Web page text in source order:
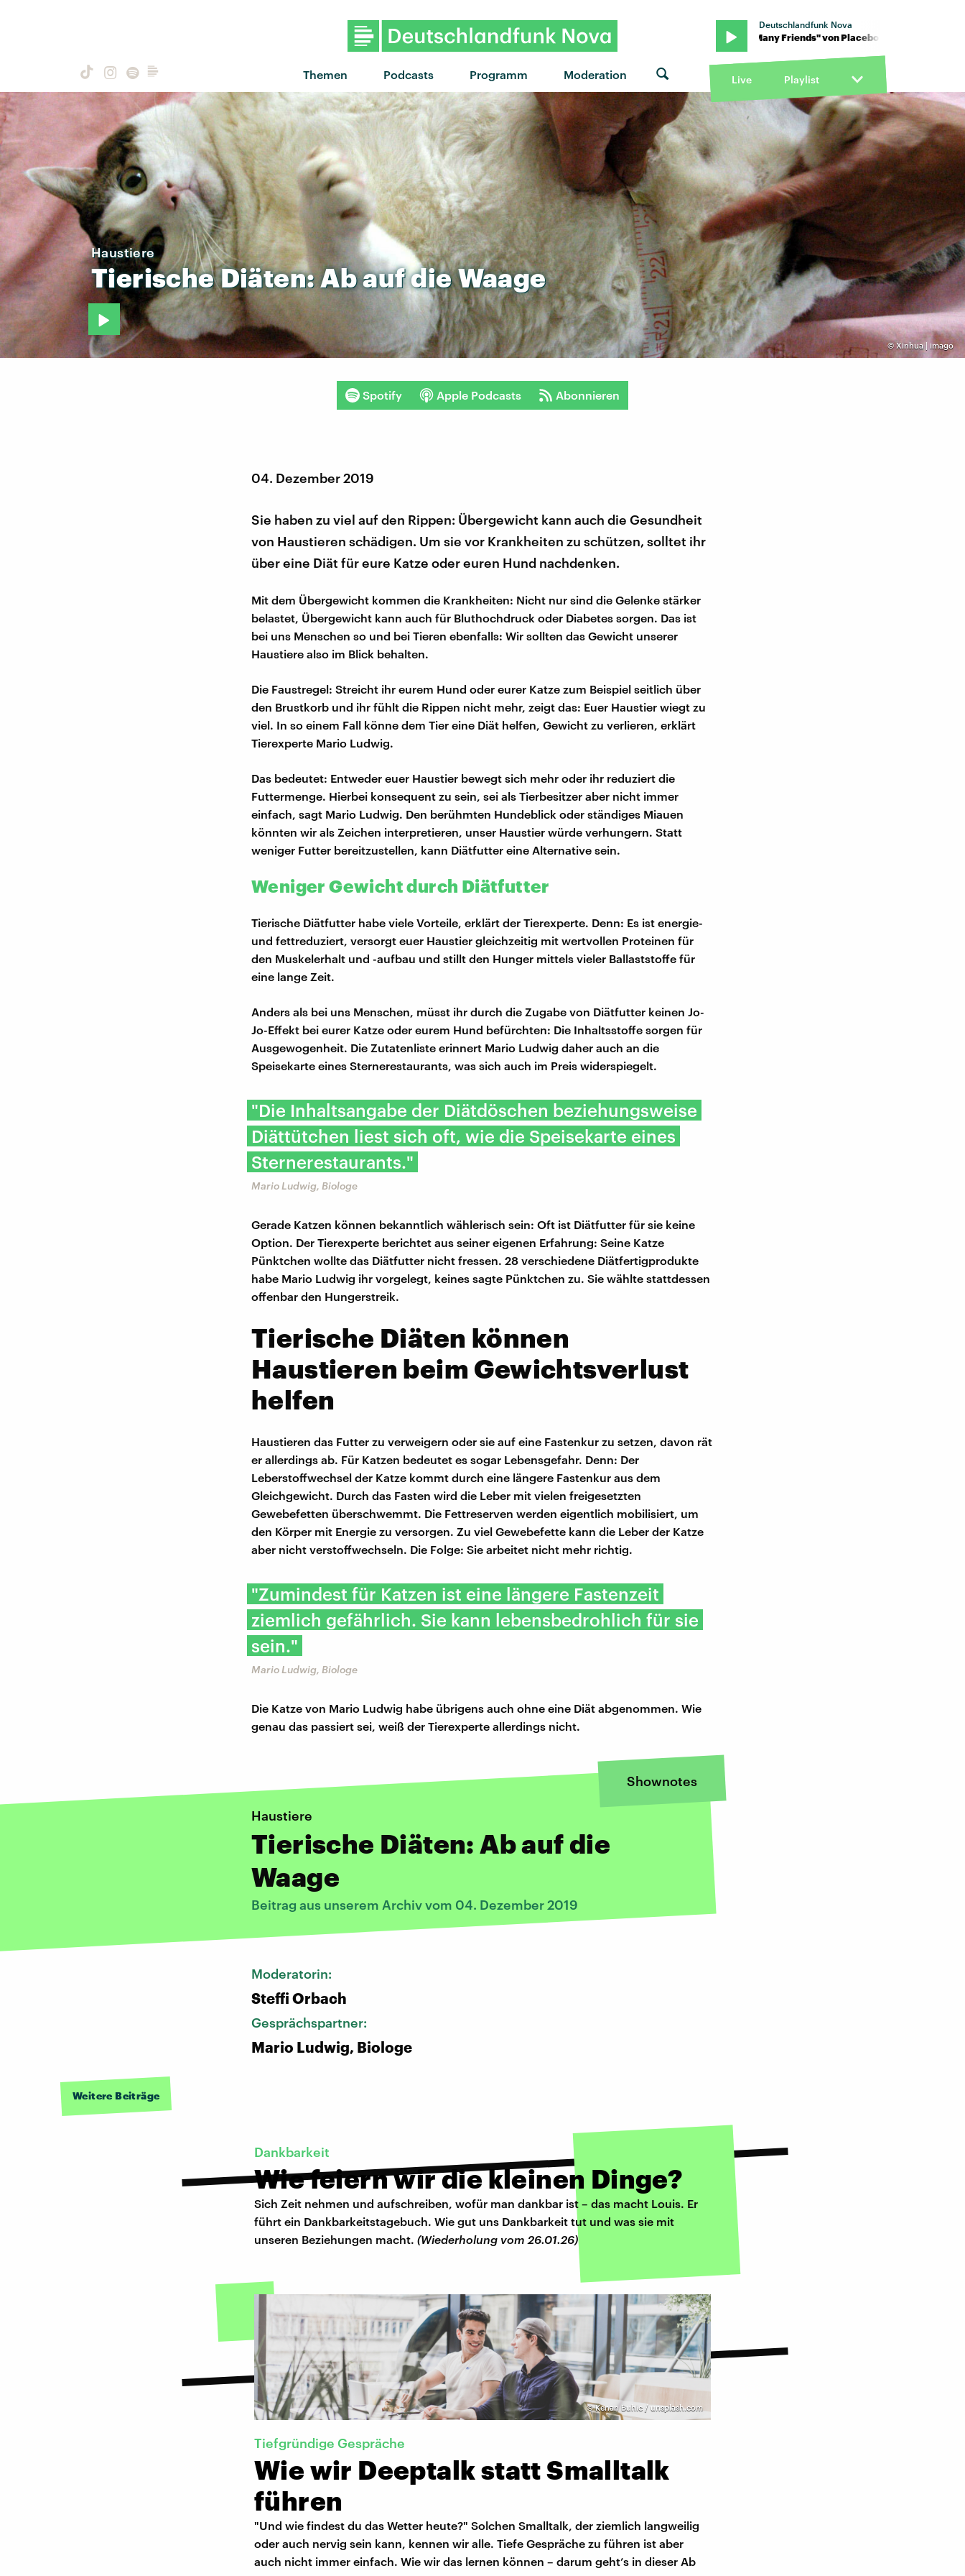
Themen Podcasts Programm Moderation
Deutschlandfunk Nova
"Too Many Friends" von Placebo · "Too Many Friends" von Placebo · "Too Many Friends" von
Live Playlist
©Xinhua | imago
Haustiere
TierischeDiäten:AbaufdieWaage
Spotify Apple Podcasts Abonnieren
04. Dezember 2019
Sie haben zu viel auf den Rippen: Übergewicht kann auch die Gesundheit
von Haustieren schädigen. Um sie vor Krankheiten zu schützen, solltet ihr
über eine Diät für eure Katze oder euren Hund nachdenken.
Mit dem Übergewicht kommen die Krankheiten: Nicht nur sind die Gelenke stärker
belastet, Übergewicht kann auch für Bluthochdruck oder Diabetes sorgen. Das ist
bei uns Menschen so und bei Tieren ebenfalls: Wir sollten das Gewicht unserer
Haustiere also im Blick behalten.
Die Faustregel: Streicht ihr eurem Hund oder eurer Katze zum Beispiel seitlich über
den Brustkorb und ihr fühlt die Rippen nicht mehr, zeigt das: Euer Haustier wiegt zu
viel. In so einem Fall könne dem Tier eine Diät helfen, Gewicht zu verlieren, erklärt
Tierexperte Mario Ludwig.
Das bedeutet: Entweder euer Haustier bewegt sich mehr oder ihr reduziert die
Futtermenge. Hierbei konsequent zu sein, sei als Tierbesitzer aber nicht immer
einfach, sagt Mario Ludwig. Den berühmten Hundeblick oder ständiges Miauen
könnten wir als Zeichen interpretieren, unser Haustier würde verhungern. Statt
weniger Futter bereitzustellen, kann Diätfutter eine Alternative sein.
Weniger Gewicht durch Diätfutter
Tierische Diätfutter habe viele Vorteile, erklärt der Tierexperte. Denn: Es ist energie-
und fettreduziert, versorgt euer Haustier gleichzeitig mit wertvollen Proteinen für
den Muskelerhalt und -aufbau und stillt den Hunger mittels vieler Ballaststoffe für
eine lange Zeit.
Anders als bei uns Menschen, müsst ihr durch die Zugabe von Diätfutter keinen Jo-
Jo-Effekt bei eurer Katze oder eurem Hund befürchten: Die Inhaltsstoffe sorgen für
Ausgewogenheit. Die Zutatenliste erinnert Mario Ludwig daher auch an die
Speisekarte eines Sternerestaurants, was sich auch im Preis widerspiegelt.
"Die Inhaltsangabe der Diätdöschen beziehungsweise
Diättütchen liest sich oft, wie die Speisekarte eines
Sternerestaurants."
Mario Ludwig, Biologe
Gerade Katzen können bekanntlich wählerisch sein: Oft ist Diätfutter für sie keine
Option. Der Tierexperte berichtet aus seiner eigenen Erfahrung: Seine Katze
Pünktchen wollte das Diätfutter nicht fressen. 28 verschiedene Diätfertigprodukte
habe Mario Ludwig ihr vorgelegt, keines sagte Pünktchen zu. Sie wählte stattdessen
offenbar den Hungerstreik.
Tierische Diäten können
Haustieren beim Gewichtsverlust
helfen
Haustieren das Futter zu verweigern oder sie auf eine Fastenkur zu setzen, davon rät
er allerdings ab. Für Katzen bedeutet es sogar Lebensgefahr. Denn: Der
Leberstoffwechsel der Katze kommt durch eine längere Fastenkur aus dem
Gleichgewicht. Durch das Fasten wird die Leber mit vielen freigesetzten
Gewebefetten überschwemmt. Die Fettreserven werden eigentlich mobilisiert, um
den Körper mit Energie zu versorgen. Zu viel Gewebefette kann die Leber der Katze
aber nicht verstoffwechseln. Die Folge: Sie arbeitet nicht mehr richtig.
"Zumindest für Katzen ist eine längere Fastenzeit
ziemlich gefährlich. Sie kann lebensbedrohlich für sie
sein."
Mario Ludwig, Biologe
Die Katze von Mario Ludwig habe übrigens auch ohne eine Diät abgenommen. Wie
genau das passiert sei, weiß der Tierexperte allerdings nicht.
Shownotes
Haustiere
Tierische Diäten: Ab auf die
Waage
Beitrag aus unserem Archiv vom 04. Dezember 2019
Moderatorin:
Steffi Orbach
Gesprächspartner:
Mario Ludwig, Biologe
Weitere Beiträge
Dankbarkeit
Wie feiern wir die kleinen Dinge?
Sich Zeit nehmen und aufschreiben, wofür man dankbar ist – das macht Louis. Er
führt ein Dankbarkeitstagebuch. Wie gut uns Dankbarkeit tut und was sie mit
unseren Beziehungen macht. (Wiederholung vom 26.01.26)
©Kenan Buhic / unsplash.com
Tiefgründige Gespräche
Wie wir Deeptalk statt Smalltalk
führen
"Und wie findest du das Wetter heute?" Solchen Smalltalk, der ziemlich langweilig
oder auch nervig sein kann, kennen wir alle. Tiefe Gespräche zu führen ist aber
auch nicht immer einfach. Wie wir das lernen können – darum geht’s in dieser Ab